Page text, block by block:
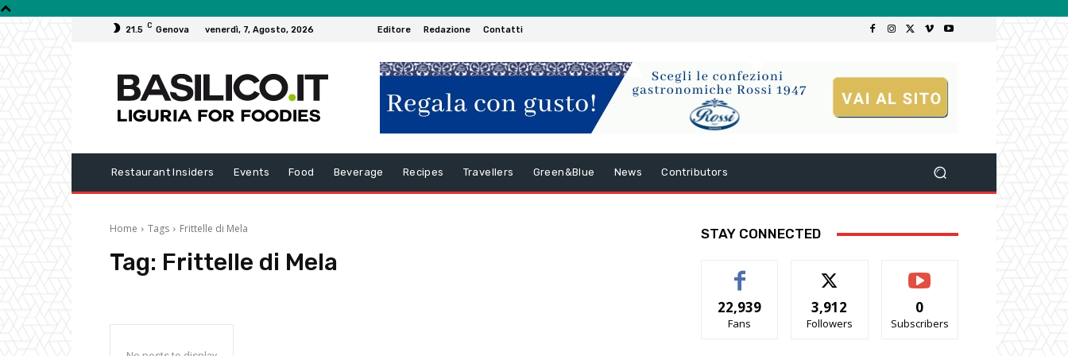
21.5 C Genova venerdì, 7, Agosto, 2026 Editore Redazione Contatti
Restaurant Insiders Events Food Beverage Recipes Travellers Green&Blue News Contributors
Home Tags Frittelle di Mela
Tag: Frittelle di Mela
STAY CONNECTED
22,939
Fans
3,912
Followers
0
Subscribers